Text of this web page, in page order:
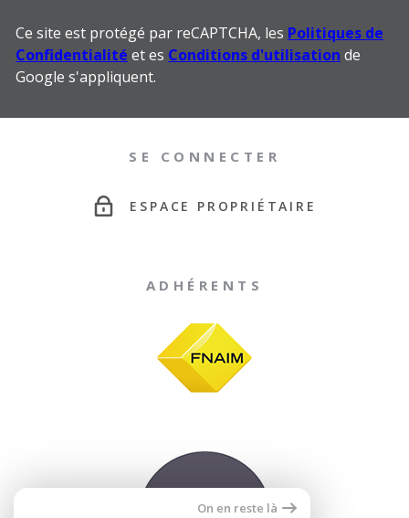
Ce site est protégé par reCAPTCHA, les Politiques de
Confidentialité et es Conditions d'utilisation de
Google s'appliquent.
SE CONNECTER
ESPACE PROPRIÉTAIRE
ADHÉRENTS
On en reste là